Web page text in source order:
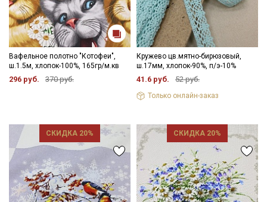
Вафельное полотно "Котофеи",
ш.1.5м, хлопок-100%, 165гр/м.кв
296 руб. 370 руб.
Кружево цв.мятно-бирюзовый,
ш.17мм, хлопок-90%, п/э-10%
41.6 руб. 52 руб.
Только онлайн-заказ
СКИДКА 20% СКИДКА 20%